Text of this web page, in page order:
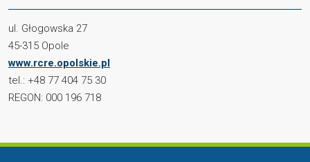
ul. Głogowska 27
45-315 Opole
www.rcre.opolskie.pl
tel.: +48 77 404 75 30
REGON: 000 196 718